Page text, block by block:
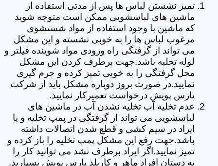
تمیز نشستن لباس ها پس از مدتی استفاده از
ماشین های لباسشویی ممکن است متوجه شوید
که ماشین با وجود استفاده از مواد شستشوی
مرغوب لباس ها را به خوبی نشسته و این مشکل
می تواند از گرفتگی راه ورودی مواد شوینده فیلتر و
لوله تخلیه باشد.جهت برطرف کردن این مشکل
محل گرفتگی را به خوبی تمیز کرده و جرم گیری
نمایید.در صورت بروز دوباره مشکل باید از شرکت
پارس پویش درخواست تعمیرکار نمایید.
عدم تخلیه آب تخلیه نشدن آب در ماشین های
لباسشویی می تواند از گرفتگی در پمپ تخلیه و یا
ایراد در سیم کشی و قطع شدن اتصالات داشته
باشد.جهت رفع این مشکل پمپ تخلیه را باز کرده و
تمیز نمایید.اگر ایراد برطرف نشد می توانید کار را
به دستان افراد ماهر و کاربلد پارس پویش بسپارید.